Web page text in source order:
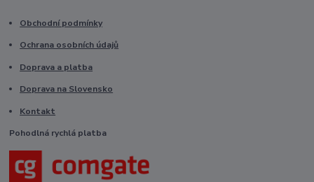
Obchodní podmínky
Ochrana osobních údajů
Doprava a platba
Doprava na Slovensko
Kontakt
Pohodlná rychlá platba